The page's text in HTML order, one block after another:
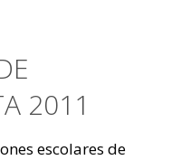
2011
escolares de